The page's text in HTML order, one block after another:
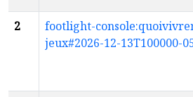
2
footlight-
jeux#2026-12-13T100000-